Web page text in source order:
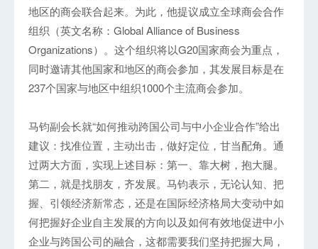
地区的商会联合起来。为此，他提议成立全球商会合作
组织（英文名称：Global Alliance of Business
Organizations）。这个组织将以G20国家商会为重点，
同时邀请其他国家和地区的商会参加，其发展目标是在
237个国家与地区中组织1000个主流商会参加。
马钧副会长就“如何推动跨国公司与中小企业合作”给出
建议：找准位置，主动出击，做好定位，甘当配角。通
过两大方面，实现上述目标：第一、靠大树，抱大腿。
第二，就是找朋友，齐发展。马钧表示，无论认知、把
握、引领经济新常态，还是在国际经济格局大变动中如
何把握好企业自主发展的方向以及如何有效地促进中小
企业与跨国公司的融合，这都需要我们坚持把握大局，